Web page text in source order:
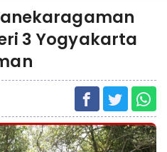
3 Yogyakarta